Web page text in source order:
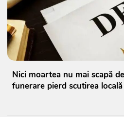
Nici moartea nu mai scapă
funerare pierd scutirea locală